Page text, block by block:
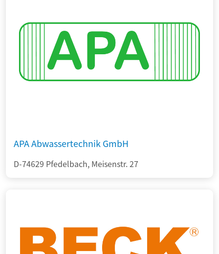
APA Abwassertechnik GmbH
D-74629 Pfedelbach, Meisenstr. 27